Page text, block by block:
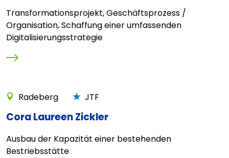
Transformationsprojekt, Geschäftsprozess /
Organisation, Schaffung einer umfassenden
Digitalisierungsstrategie
Radeberg JTF
Cora Laureen Zickler
Ausbau der Kapazität einer bestehenden
Bestriebsstätte